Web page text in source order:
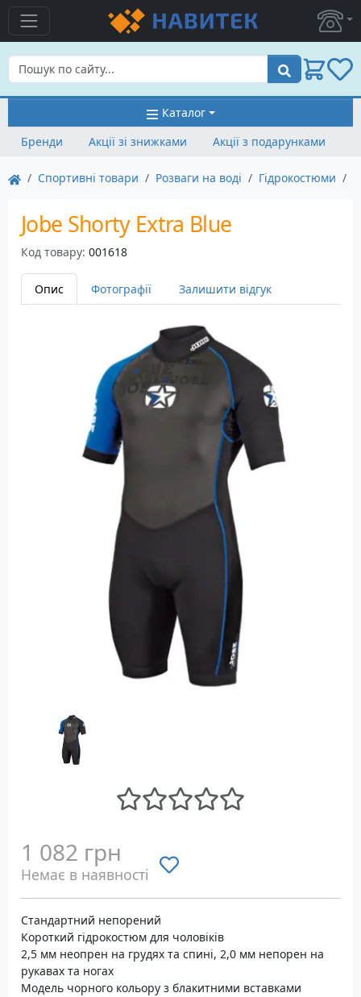
Пошук
Каталог
Бренди
Акції зі знижками Акції з подарунками
Спортивні товари Розваги на воді Гідрокостюми
Jobe Shorty Extra Blue
Код товару: 001618
Опис Фотографії Залишити відгук
1 082 грн
Немає в наявності
Стандартний непорений
Короткий гідрокостюм для чоловіків
2,5 мм неопрен на грудях та спині, 2,0 мм непорен на
рукавах та ногах
Модель чорного кольору з блакитними вставками